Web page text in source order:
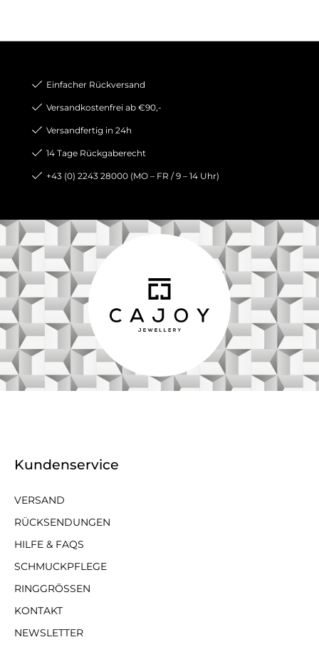
Einfacher Rückversand
Versandkostenfrei ab €90,-
Versandfertig in 24h
14 Tage Rückgaberecht
+43 (0) 2243 28000 (MO – FR / 9 – 14 Uhr)
Kundenservice
VERSAND
RÜCKSENDUNGEN
HILFE & FAQS
SCHMUCKPFLEGE
RINGGRÖSSEN
KONTAKT
NEWSLETTER